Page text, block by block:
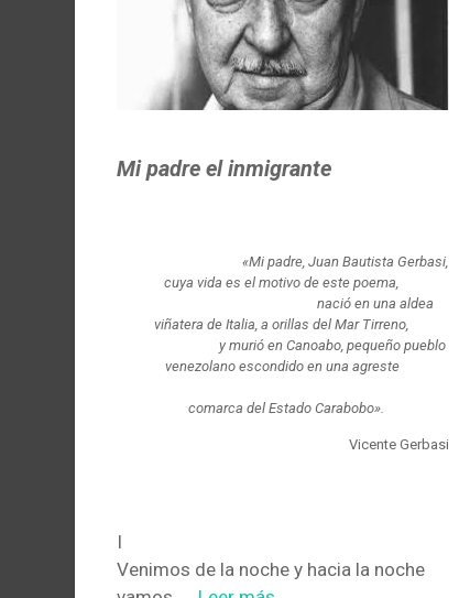
Mi padre el inmigrante
«Mi padre, Juan Bautista Gerbasi,
cuya vida es el motivo de este poema,
nació en una aldea
viñatera de Italia, a orillas del Mar Tirreno,
y murió en Canoabo, pequeño pueblo
venezolano escondido en una agreste
comarca del Estado Carabobo».
Vicente Gerbasi
I
Venimos de la noche y hacia la noche